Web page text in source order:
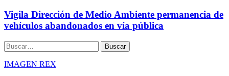
Vigila Dirección de Medio Ambiente permanencia de
vehículos abandonados en vía pública
Buscar
IMAGEN REX